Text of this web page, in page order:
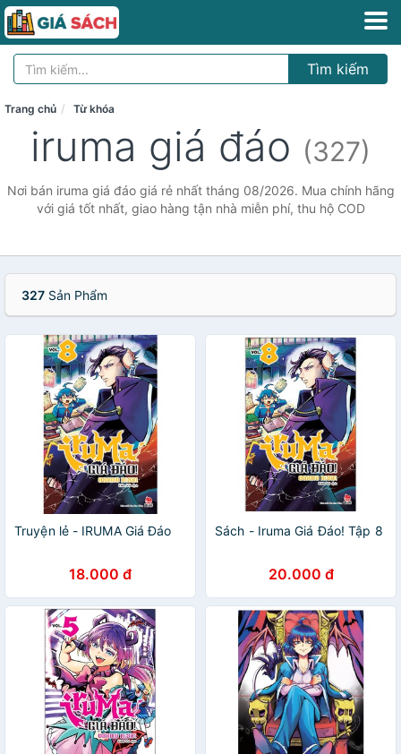
Tìm kiếm
Trang chủ Từ khóa
iruma giá đáo (327)
Nơi bán iruma giá đáo giá rẻ nhất tháng 08/2026. Mua chính hãng
với giá tốt nhất, giao hàng tận nhà miễn phí, thu hộ COD
327 Sản Phẩm
Truyện lẻ - IRUMA Giá Đáo
18.000 đ
Sách - Iruma Giá Đáo! Tập 8
20.000 đ